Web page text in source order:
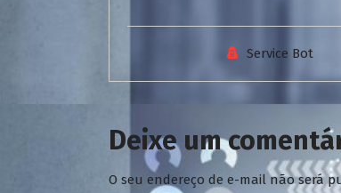
Service Bot
Deixe um
O seu endereço de e-mail não será